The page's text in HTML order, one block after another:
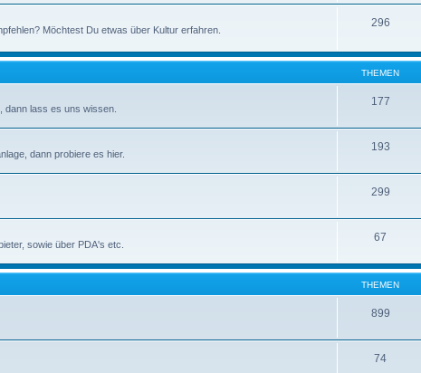
Möchtest Du etwas über Kultur erfahren.
296
THEMEN
lass es uns wissen.
177
dann probiere es hier.
193
299
sowie über PDA's etc.
67
THEMEN
899
74